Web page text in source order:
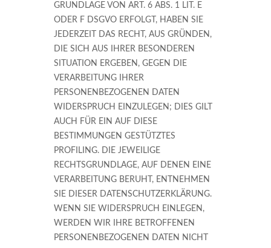
GRUNDLAGE VON ART. 6 ABS. 1 LIT. E
ODER F DSGVO ERFOLGT, HABEN SIE
JEDERZEIT DAS RECHT, AUS GRÜNDEN,
DIE SICH AUS IHRER BESONDEREN
SITUATION ERGEBEN, GEGEN DIE
VERARBEITUNG IHRER
PERSONENBEZOGENEN DATEN
WIDERSPRUCH EINZULEGEN; DIES GILT
AUCH FÜR EIN AUF DIESE
BESTIMMUNGEN GESTÜTZTES
PROFILING. DIE JEWEILIGE
RECHTSGRUNDLAGE, AUF DENEN EINE
VERARBEITUNG BERUHT, ENTNEHMEN
SIE DIESER DATENSCHUTZERKLÄRUNG.
WENN SIE WIDERSPRUCH EINLEGEN,
WERDEN WIR IHRE BETROFFENEN
PERSONENBEZOGENEN DATEN NICHT